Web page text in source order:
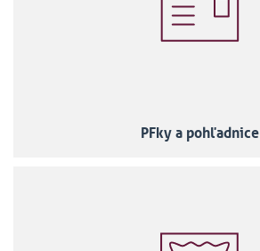
PFky a pohľadnice